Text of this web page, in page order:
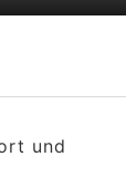
und